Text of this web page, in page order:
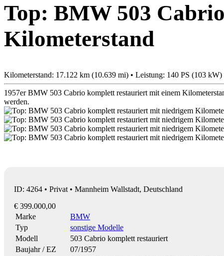
Top: BMW 503
Kilometerstand
Kilometerstand: 17.122 km (10.639 mi) • Leistung: 140 PS (103 kW)
1957er BMW 503 Cabrio komplett restauriert mit einem
werden.
ID: 4264 • Privat • Mannheim Wallstadt, Deutschland
€ 399.000,00
Marke
BMW
Typ
sonstige Modelle
Modell
503 Cabrio komplett restauriert
Baujahr / EZ
07/1957